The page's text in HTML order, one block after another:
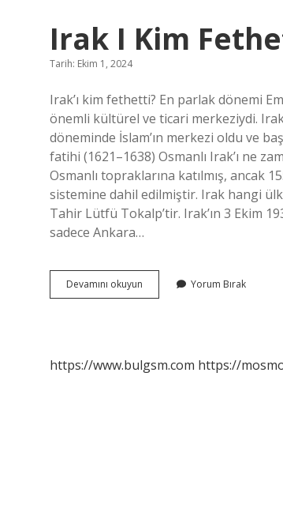
Irak I Kim
Tarih: Ekim 1, 2024
Irak’ı kim fethetti? En parlak dönemi
önemli kültürel ve ticari merkeziydi.
döneminde İslam’ın merkezi oldu ve
fatihi (1621–1638) Osmanlı Irak’ı ne
Osmanlı topraklarına katılmış, ancak
sistemine dahil edilmiştir. Irak hangi
Tahir Lütfü Tokalp’tir. Irak’ın 3 Ekim
sadece Ankara…
Devamını okuyun
I
Yorum Bırak
https://www.bulgsm.com https://